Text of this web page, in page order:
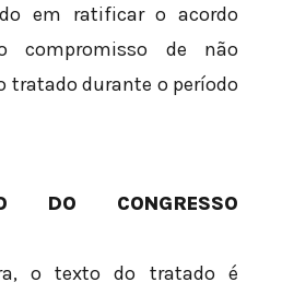
em ratificar o acordo
compromisso de não
tratado durante o período
DO CONGRESSO
o texto do tratado é